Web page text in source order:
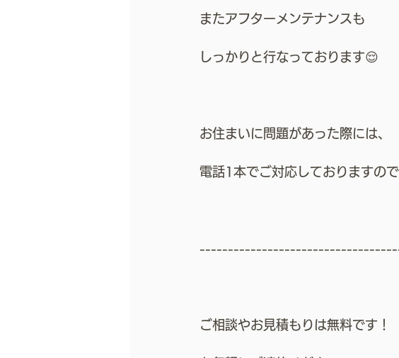
またアフターメンテナンスも
しっかりと行なっております😌
お住まいに問題があった際には、
電話1本でご対応しておりますので
ご相談やお見積もりは無料です！